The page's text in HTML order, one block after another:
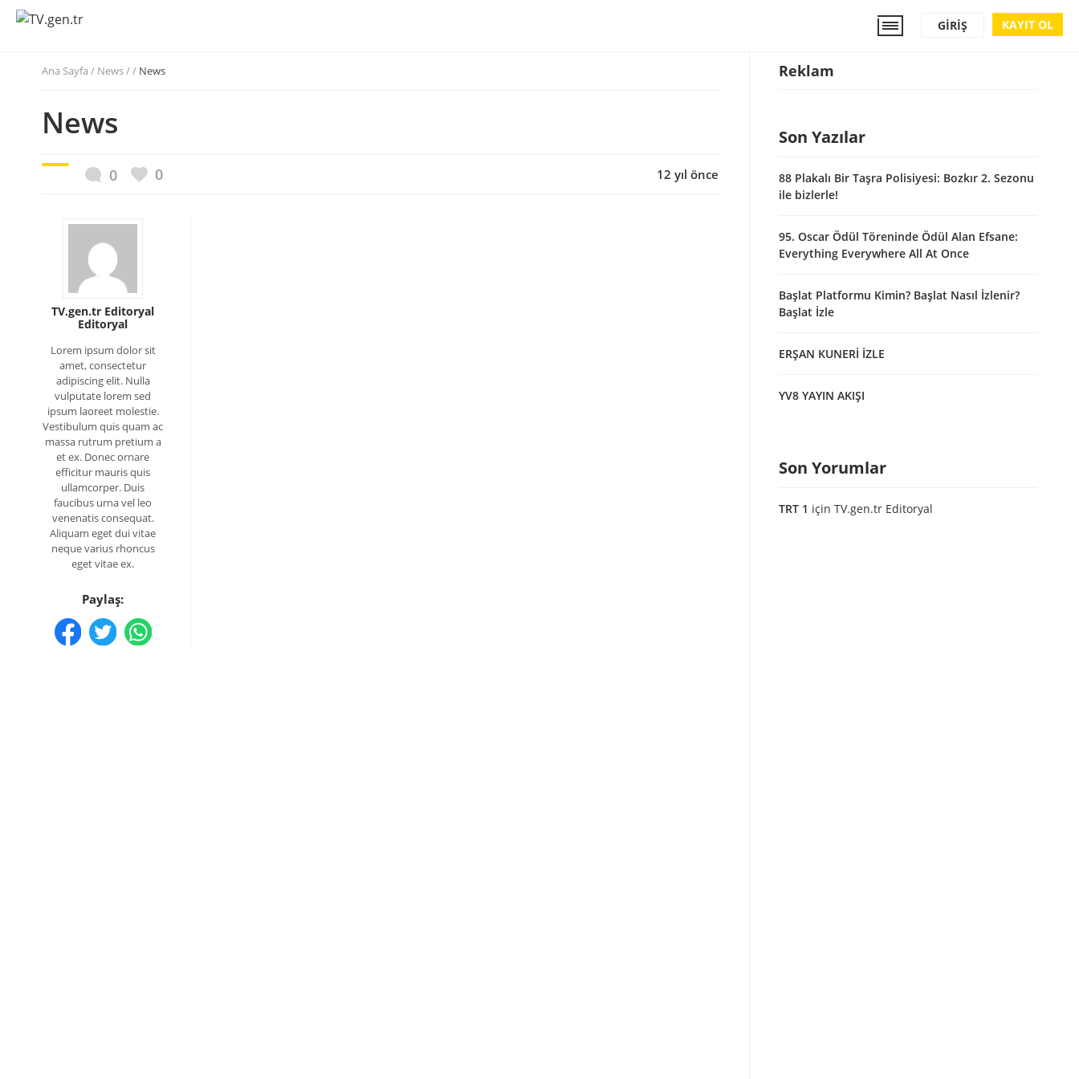
KAYIT OL
GIRIŞ
Ana Sayfa / News / / News
News
0 0 12 yıl önce
TV.gen.tr Editoryal
Editoryal
Lorem ipsum dolor sit
amet, consectetur
adipiscing elit. Nulla
vulputate lorem sed
ipsum laoreet molestie.
Vestibulum quis quam ac
massa rutrum pretium a
et ex. Donec ornare
efficitur mauris quis
ullamcorper. Duis
faucibus urna vel leo
venenatis consequat.
Aliquam eget dui vitae
neque varius rhoncus
eget vitae ex.
Paylaş:
Reklam
Son Yazılar
88 Plakalı Bir Taşra Polisiyesi: Bozkır 2. Sezonu
ile bizlerle!
95. Oscar Ödül Töreninde Ödül Alan Efsane:
Everything Everywhere All At Once
Başlat Platformu Kimin? Başlat Nasıl İzlenir?
Başlat İzle
ERŞAN KUNERİ İZLE
YV8 YAYIN AKIŞI
Son Yorumlar
TRT 1 için TV.gen.tr Editoryal